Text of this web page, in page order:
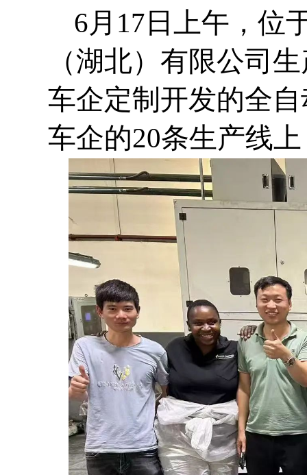
6月17日上午，位
（湖北）有限公司
车企定制开发的全
车企的20条生产线